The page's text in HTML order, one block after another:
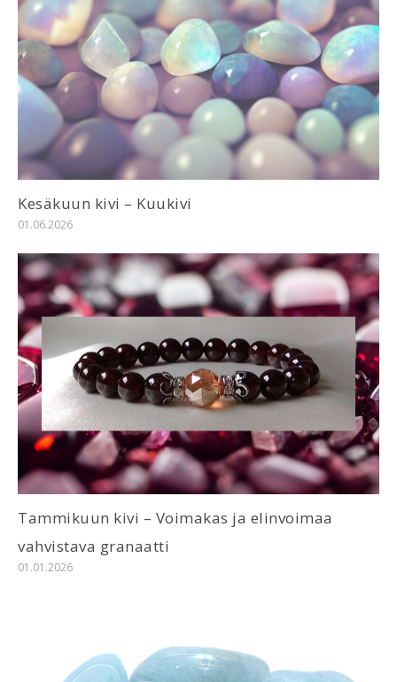
Kesäkuun kivi – Kuukivi
01.06.2026
Tammikuun kivi – Voimakas ja elinvoimaa
vahvistava granaatti
01.01.2026